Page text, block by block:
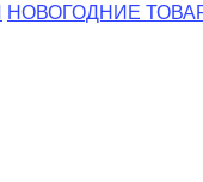
НОВОГОДНИЕ